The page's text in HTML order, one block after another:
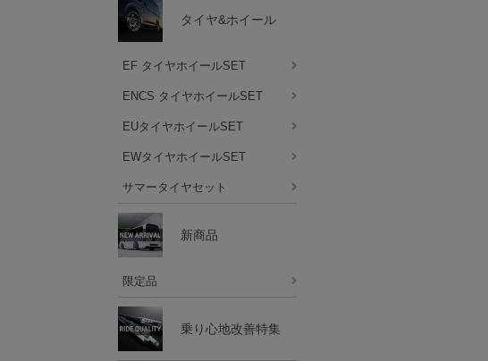
タイヤ&ホイール
EF タイヤホイールSET
ENCS タイヤホイールSET
EUタイヤホイールSET
EWタイヤホイールSET
サマータイヤセット
新商品
限定品
乗り心地改善特集